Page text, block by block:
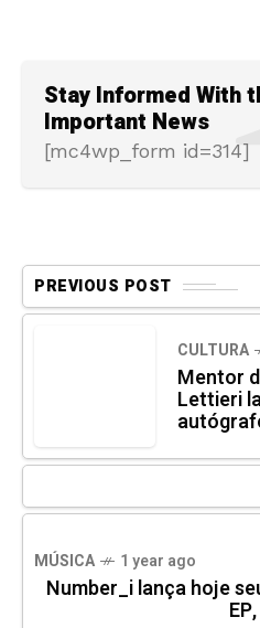
Stay Informed With
Important News
[mc4wp_form id=314]
PREVIOUS POST
CULTURA
Mentor
Lettieri
MÚSICA 1 year ago
Number_i lança hoje